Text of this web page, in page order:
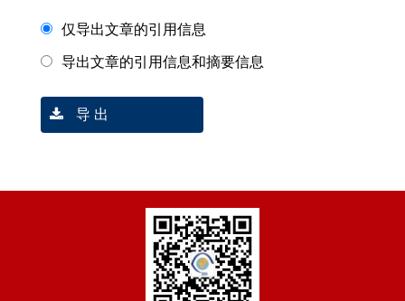
仅导出文章的引用信息
导出文章的引用信息和摘要信息
导 出